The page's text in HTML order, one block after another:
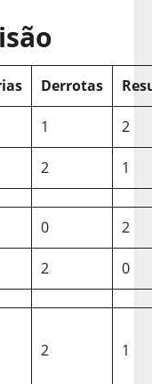
Derrotas
1 2
2 1
0 2
2 0
2 1